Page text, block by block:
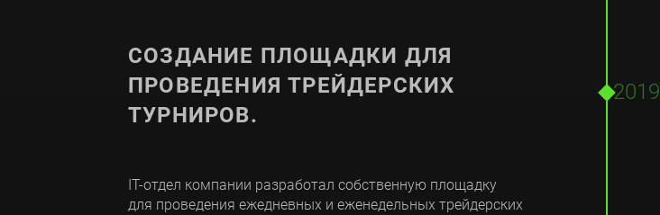
СОЗДАНИЕ ПЛОЩАДКИ ДЛЯ
ПРОВЕДЕНИЯ ТРЕЙДЕРСКИХ
ТУРНИРОВ.
IT-отдел компании разработал собственную площадку
для проведения ежедневных и еженедельных трейдерских
2019